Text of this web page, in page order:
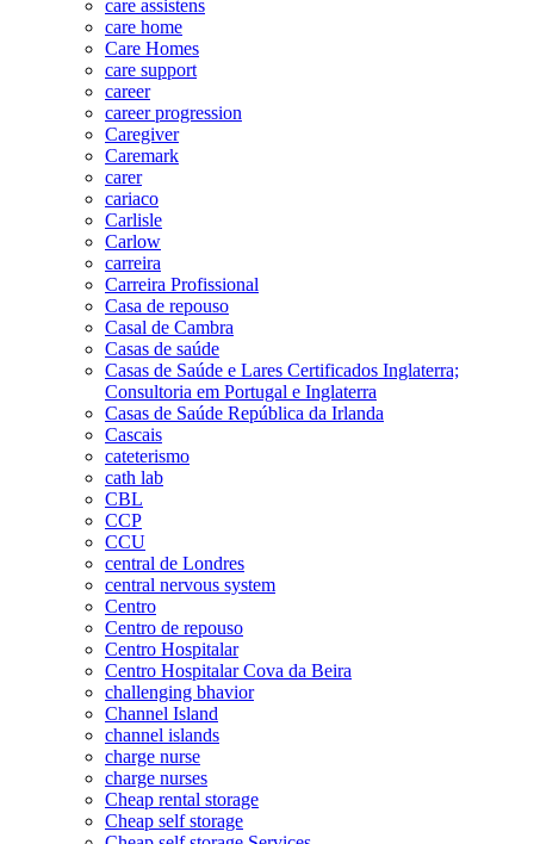
care assistens
care home
Care Homes
care support
career
career progression
Caregiver
Caremark
carer
cariaco
Carlisle
Carlow
carreira
Carreira Profissional
Casa de repouso
Casal de Cambra
Casas de saúde
Casas de Saúde e Lares Certificados Inglaterra;
Consultoria em Portugal e Inglaterra
Casas de Saúde República da Irlanda
Cascais
cateterismo
cath lab
CBL
CCP
CCU
central de Londres
central nervous system
Centro
Centro de repouso
Centro Hospitalar
Centro Hospitalar Cova da Beira
challenging bhavior
Channel Island
channel islands
charge nurse
charge nurses
Cheap rental storage
Cheap self storage